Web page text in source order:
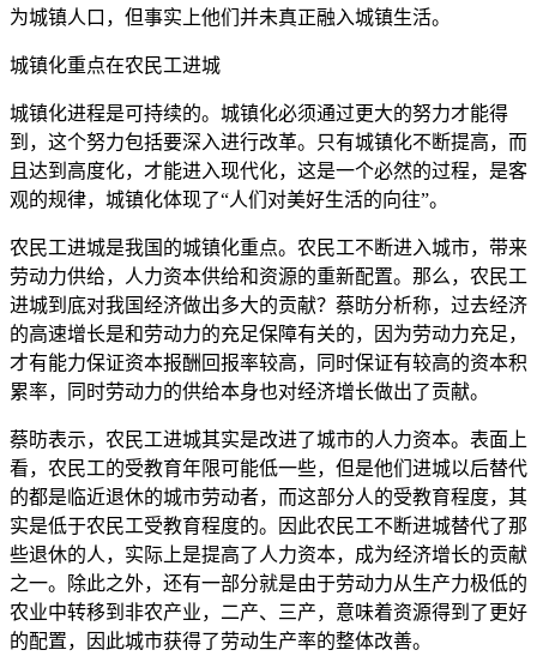
为城镇人口，但事实上他们并未真正融入城镇生活。
城镇化重点在农民工进城
城镇化进程是可持续的。城镇化必须通过更大的努力才能得
到，这个努力包括要深入进行改革。只有城镇化不断提高，而
且达到高度化，才能进入现代化，这是一个必然的过程，是客
观的规律，城镇化体现了“人们对美好生活的向往”。
农民工进城是我国的城镇化重点。农民工不断进入城市，带来
劳动力供给，人力资本供给和资源的重新配置。那么，农民工
进城到底对我国经济做出多大的贡献？蔡昉分析称，过去经济
的高速增长是和劳动力的充足保障有关的，因为劳动力充足，
才有能力保证资本报酬回报率较高，同时保证有较高的资本积
累率，同时劳动力的供给本身也对经济增长做出了贡献。
蔡昉表示，农民工进城其实是改进了城市的人力资本。表面上
看，农民工的受教育年限可能低一些，但是他们进城以后替代
的都是临近退休的城市劳动者，而这部分人的受教育程度，其
实是低于农民工受教育程度的。因此农民工不断进城替代了那
些退休的人，实际上是提高了人力资本，成为经济增长的贡献
之一。除此之外，还有一部分就是由于劳动力从生产力极低的
农业中转移到非农产业，二产、三产，意味着资源得到了更好
的配置，因此城市获得了劳动生产率的整体改善。